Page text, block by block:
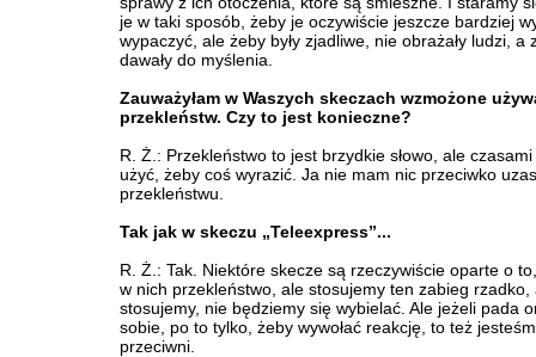
je w taki sposób, żeby je oczywiście jeszcze bardziej
wypaczyć, ale żeby były zjadliwe, nie obrażały ludzi, a
dawały do myślenia.
Zauważyłam w Waszych skeczach wzmożone
przekleństw. Czy to jest konieczne?
R. Ż.: Przekleństwo to jest brzydkie słowo, ale
użyć, żeby coś wyrazić. Ja nie mam nic przeciwko
przekleństwu.
Tak jak w skeczu „Teleexpress”...
R. Ż.: Tak. Niektóre skecze są rzeczywiście oparte o
w nich przekleństwo, ale stosujemy ten zabieg rzadko,
stosujemy, nie będziemy się wybielać. Ale jeżeli pada
sobie, po to tylko, żeby wywołać reakcję, to też
przeciwni.